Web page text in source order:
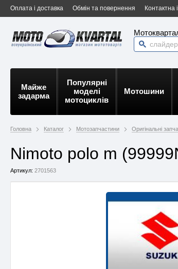
Оплата і доставка Обмін та повернення Контактна
Майже
задарма
Популярні
моделі
мотоциклів
Мотошини
Головна Каталог Мотозапчастини Оригінальні
Nimoto polo m
Артикул: 2701563